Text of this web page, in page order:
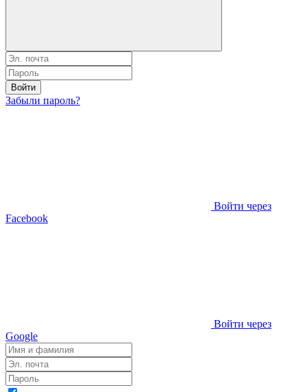
Войти
Забыли пароль?
Войти через
Facebook
Войти через
Google